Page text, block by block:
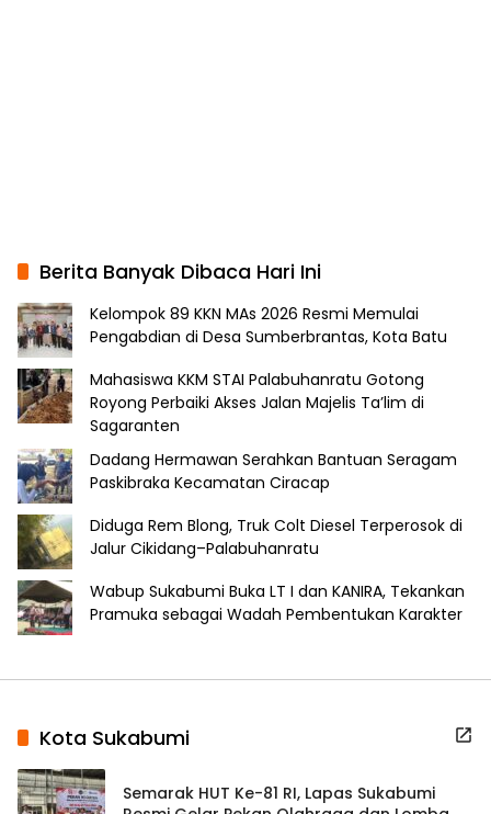
Berita Banyak Dibaca Hari Ini
Kelompok 89 KKN MAs 2026 Resmi Memulai
Pengabdian di Desa Sumberbrantas, Kota Batu
Mahasiswa KKM STAI Palabuhanratu Gotong
Royong Perbaiki Akses Jalan Majelis Ta’lim di
Sagaranten
Dadang Hermawan Serahkan Bantuan Seragam
Paskibraka Kecamatan Ciracap
Diduga Rem Blong, Truk Colt Diesel Terperosok di
Jalur Cikidang–Palabuhanratu
Wabup Sukabumi Buka LT I dan KANIRA, Tekankan
Pramuka sebagai Wadah Pembentukan Karakter
Kota Sukabumi
Semarak HUT Ke-81 RI, Lapas Sukabumi